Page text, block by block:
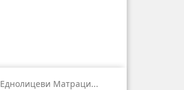
Еднолицеви Матраци...